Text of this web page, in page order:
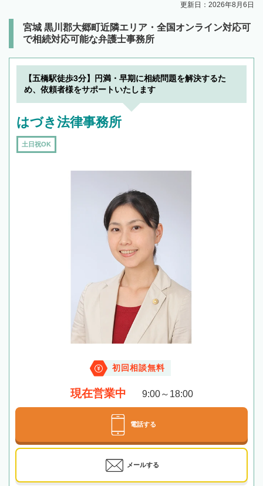
更新日：2026年8月6日
宮城 黒川郡大郷町近隣エリア・全国オンライン対応可
で相続対応可能な弁護士事務所
【五橋駅徒歩3分】円満・早期に相続問題を解決するた
め、依頼者様をサポートいたします
はづき法律事務所
土日祝OK
初回相談無料
現在営業中 9:00～18:00
電話する
メールする